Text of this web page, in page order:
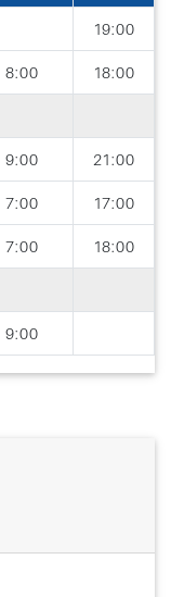
19:00
8:00 18:00
9:00 21:00
7:00 17:00
7:00 18:00
9:00